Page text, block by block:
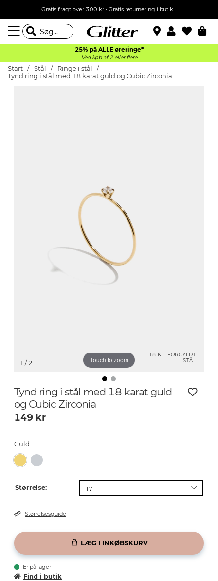
Gratis fragt over 300 kr • Gratis returnering i butik
25% på ALLE øreringe*
Ved køb af 2 eller flere
Start Stål
Ringe i stål
Tynd ring i stål med 18 karat guld og Cubic Zirconia
18 KT. FORGYLDT
STÅL
Touch to zoom
1 / 2
Tynd ring i stål med 18 karat guld
og Cubic Zirconia
149 kr
Guld
Størrelse:
Størrelsesguide
LÆG I INKØBSKURV
Er på lager
Find i butik